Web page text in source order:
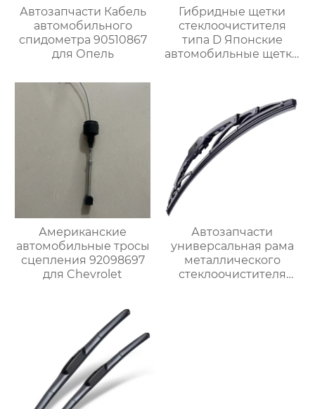
Автозапчасти Кабель
автомобильного
спидометра 90510867
для Опель
Гибридные щетки
стеклоочистителя
типа D Японские
автомобильные щетки
лобового стекла
Американские
автомобильные тросы
сцепления 92098697
для Chevrolet
Автозапчасти
универсальная рама
металлического
стеклоочистителя